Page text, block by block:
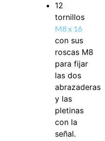
12
tornillos
M8 x 16
con sus
roscas M8
para fijar
las dos
abrazaderas
y las
pletinas
con la
señal.